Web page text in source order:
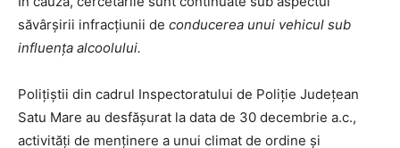
săvârșirii infracțiunii de conducerea unui vehicul sub
influența alcoolului.
Polițiștii din cadrul Inspectoratului de Poliție Județean
Satu Mare au desfășurat la data de 30 decembrie a.c.,
activități de menținere a unui climat de ordine și